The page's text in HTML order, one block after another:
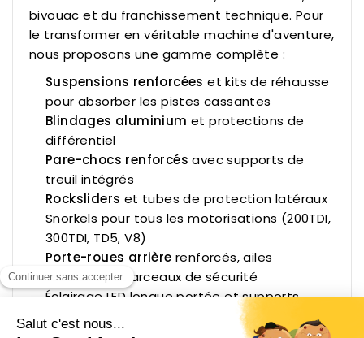
bivouac et du franchissement technique. Pour
le transformer en véritable machine d'aventure,
nous proposons une gamme complète :
Suspensions renforcées et kits de réhausse
pour absorber les pistes cassantes
Blindages aluminium et protections de
différentiel
Pare-chocs renforcés avec supports de
treuil intégrés
Rocksliders et tubes de protection latéraux
Snorkels pour tous les motorisations (200TDI,
300TDI, TD5, V8)
Porte-roues arrière renforcés, ailes
tubulaires et arceaux de sécurité
Éclairage LED longue portée et supports
dédiés